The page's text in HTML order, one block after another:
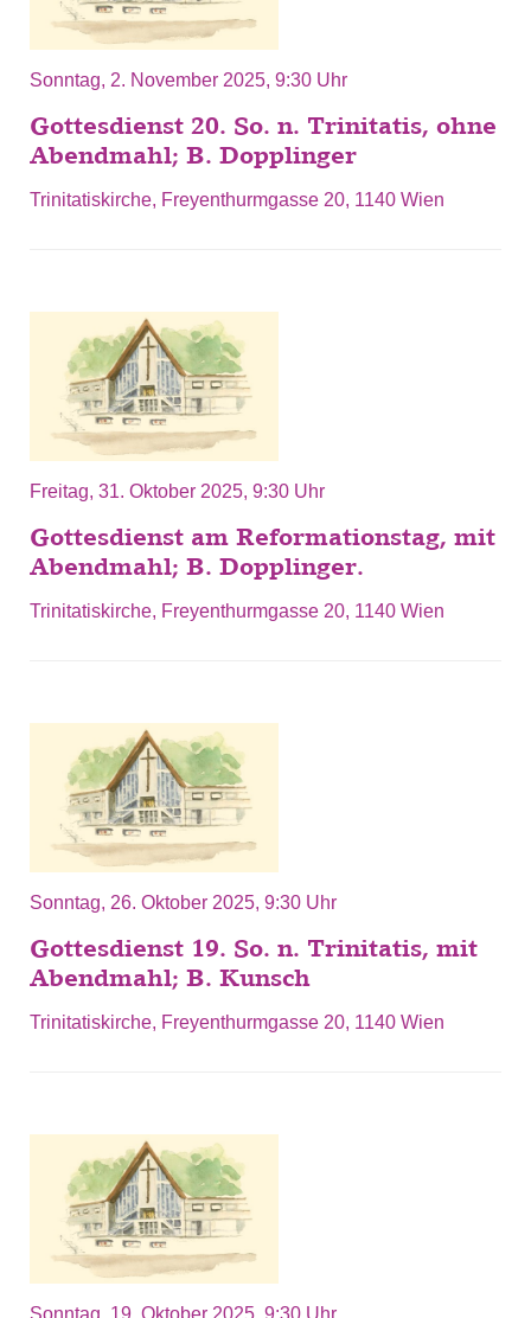
Sonntag, 2. November 2025, 9:30 Uhr
Gottesdienst 20. So. n. Trinitatis, ohne
Abendmahl; B. Dopplinger
Trinitatiskirche, Freyenthurmgasse 20, 1140 Wien
Freitag, 31. Oktober 2025, 9:30 Uhr
Gottesdienst am Reformationstag, mit
Abendmahl; B. Dopplinger.
Trinitatiskirche, Freyenthurmgasse 20, 1140 Wien
Sonntag, 26. Oktober 2025, 9:30 Uhr
Gottesdienst 19. So. n. Trinitatis, mit
Abendmahl; B. Kunsch
Trinitatiskirche, Freyenthurmgasse 20, 1140 Wien
Sonntag, 19. Oktober 2025, 9:30 Uhr